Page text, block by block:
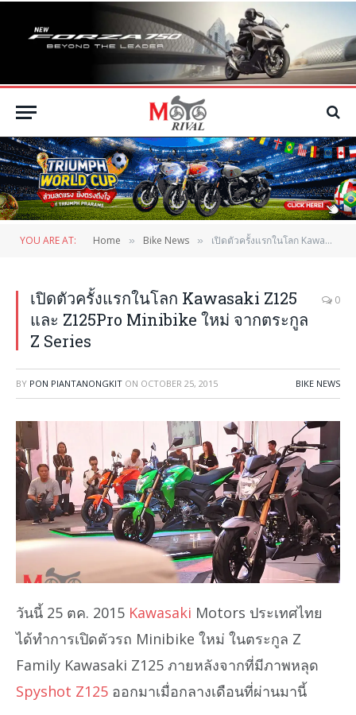
YOU ARE AT: Home » Bike News » เปิดตัวครั้งแรกในโลก Kawasaki Z125 และ Z125Pro Minibike ใหม่ จากตระกูล Z Series
เปิดตัวครั้งแรกในโลก Kawasaki Z125
และ Z125Pro Minibike ใหม่ จากตระกูล
Z Series
0
BY PON PIANTANONGKIT ON OCTOBER 25, 2015 BIKE NEWS
วันนี้ 25 ตค. 2015 Kawasaki Motors ประเทศไทย
ได้ทำการเปิดตัวรถ Minibike ใหม่ ในตระกูล Z
Family Kawasaki Z125 ภายหลังจากที่มีภาพหลุด
Spyshot Z125 ออกมาเมื่อกลางเดือนที่ผ่านมานี้